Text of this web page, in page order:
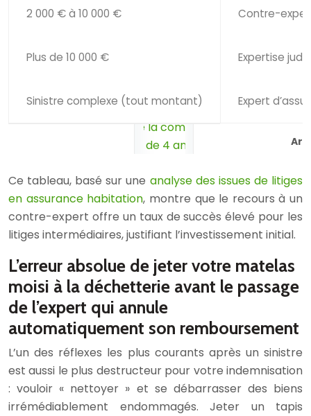
2 000 € à 10 000 € Contre-
Plus de 10 000 € Expertise
Sinistre complexe (tout montant) Expert
Ce tableau, basé sur une analyse des issues de litiges
en assurance habitation, montre que le recours à un
contre-expert offre un taux de succès élevé pour les
litiges intermédiaires, justifiant l’investissement initial.
L’erreur absolue de jeter votre matelas
moisi à la déchetterie avant le passage
de l’expert qui annule
automatiquement son remboursement
L’un des réflexes les plus courants après un sinistre
est aussi le plus destructeur pour votre indemnisation
: vouloir « nettoyer » et se débarrasser des biens
irrémédiablement endommagés. Jeter un tapis